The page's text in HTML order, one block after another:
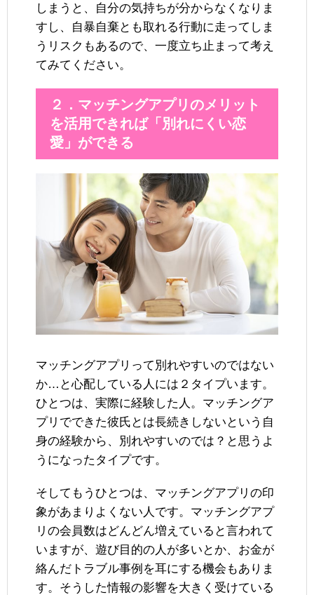
しまうと、自分の気持ちが分からなくなりま
すし、自暴自棄とも取れる行動に走ってしま
うリスクもあるので、一度立ち止まって考え
てみてください。
２．マッチングアプリのメリット
を活用できれば「別れにくい恋
愛」ができる
マッチングアプリって別れやすいのではない
か…と心配している人には２タイプいます。
ひとつは、実際に経験した人。マッチングア
プリでできた彼氏とは長続きしないという自
身の経験から、別れやすいのでは？と思うよ
うになったタイプです。
そしてもうひとつは、マッチングアプリの印
象があまりよくない人です。マッチングアプ
リの会員数はどんどん増えていると言われて
いますが、遊び目的の人が多いとか、お金が
絡んだトラブル事例を耳にする機会もありま
す。そうした情報の影響を大きく受けている